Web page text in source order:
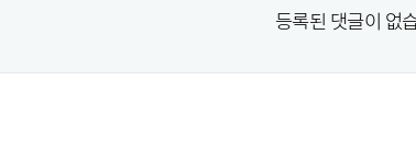
등록된 댓글이 없